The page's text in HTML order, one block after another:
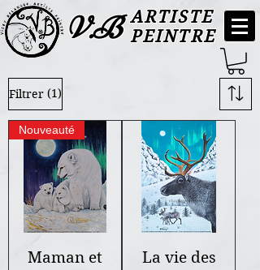
V.B ARTISTE
PEINTRE
Filtrer (1)
Nouveauté
Maman et
La vie des